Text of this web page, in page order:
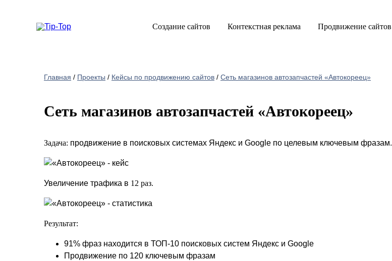
Создание сайтов Контекстная реклама Продвижение сайтов
Главная / Проекты / Кейсы по продвижению сайтов / Сеть магазинов автозапчастей «Автокореец»
Сеть магазинов автозапчастей «Автокореец»
Задача: продвижение в поисковых системах Яндекс и Google по целевым ключевым фразам.
Увеличение трафика в 12 раз.
Результат:
91% фраз находится в ТОП-10 поисковых систем Яндекс и Google
Продвижение по 120 ключевым фразам